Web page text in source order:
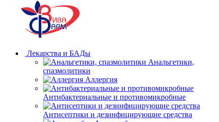
Лекарства и БАДы
Анальгетики,
спазмолитики
Аллергия
Антибактериальные и противомикробные
Антисептики и дезинфицирующие средства